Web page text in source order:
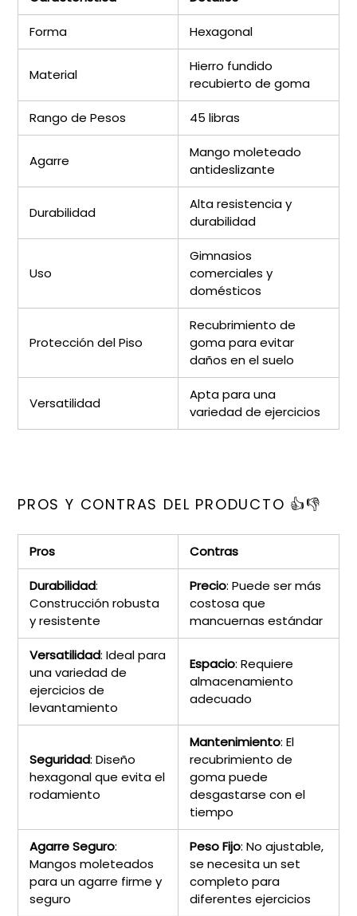
Forma Hexagonal
Material
Hierro fundido
recubierto de goma
Rango de Pesos 45 libras
Agarre
Mango moleteado
antideslizante
Durabilidad
Alta resistencia y
durabilidad
Uso
Gimnasios
comerciales y
domésticos
Protección del Piso
Recubrimiento de
goma para evitar
daños en el suelo
Versatilidad
Apta para una
variedad de ejercicios
PROS Y CONTRAS DEL PRODUCTO 👍👎
Pros Contras
Durabilidad:
Construcción robusta
y resistente
Precio: Puede ser más
costosa que
mancuernas estándar
Versatilidad: Ideal para
una variedad de
ejercicios de
levantamiento
Espacio: Requiere
almacenamiento
adecuado
Seguridad: Diseño
hexagonal que evita el
rodamiento
Mantenimiento: El
recubrimiento de
goma puede
desgastarse con el
tiempo
Agarre Seguro:
Mangos moleteados
para un agarre firme y
seguro
Peso Fijo: No ajustable,
se necesita un set
completo para
diferentes ejercicios